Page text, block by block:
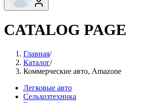
CATALOG PAGE
Главная/
Каталог/
Коммерческие авто, Amazone
Легковые авто
Сельхозтехника